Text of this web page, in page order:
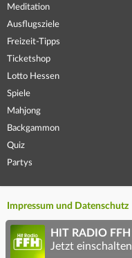
Meditation
Ausflugsziele
Freizeit-Tipps
Ticketshop
Lotto Hessen
Spiele
Mahjong
Backgammon
Quiz
Partys
Impressum und Datenschutz
HIT RADIO FFH
Jetzt einschalten